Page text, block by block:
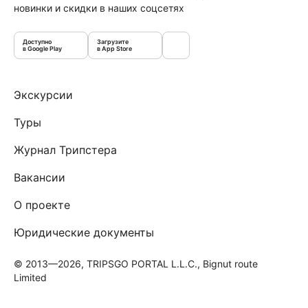
новинки и скидки в наших соцсетях
Доступно
в Google Play
Загрузите
в App Store
Экскурсии
Туры
Журнал Трипстера
Вакансии
О проекте
Юридические документы
© 2013—2026, TRIPSGO PORTAL L.L.C., Bignut route
Limited